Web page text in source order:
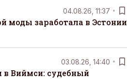
04.08.26, 11:37
моды заработала в Эстонии
03.08.26, 14:40
в Виймси: судебный